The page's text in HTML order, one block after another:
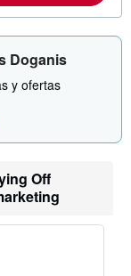
Doganis
y ofertas
Off